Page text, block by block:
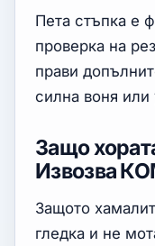
Пета стъпка е
проверка на
прави
силна воня или
Защо
Извозва
Защото
гледка и не